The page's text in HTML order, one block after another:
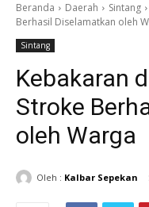
Beranda Daerah Sintang
Berhasil Diselamatkan oleh
Sintang
Kebakaran
Stroke
oleh Warga
Oleh : Kalbar Sepekan